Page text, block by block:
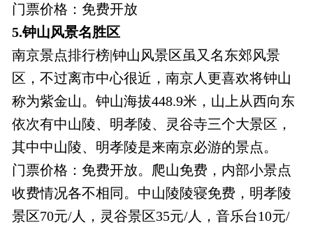
门票价格：免费开放
5.钟山风景名胜区
南京景点排行榜|钟山风景区虽又名东郊风景
区，不过离市中心很近，南京人更喜欢将钟山
称为紫金山。钟山海拔448.9米，山上从西向东
依次有中山陵、明孝陵、灵谷寺三个大景区，
其中中山陵、明孝陵是来南京必游的景点。
门票价格：免费开放。爬山免费，内部小景点
收费情况各不相同。中山陵陵寝免费，明孝陵
景区70元/人，灵谷景区35元/人，音乐台10元/